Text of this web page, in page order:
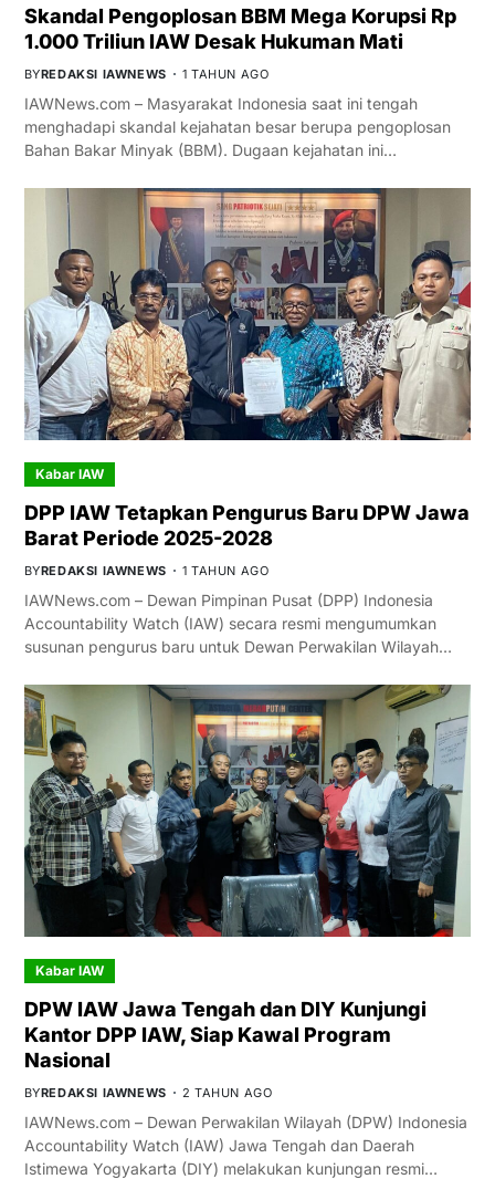
Skandal Pengoplosan BBM Mega Korupsi Rp
1.000 Triliun IAW Desak Hukuman Mati
BYREDAKSI IAWNEWS 1 TAHUN AGO
IAWNews.com – Masyarakat Indonesia saat ini tengah
menghadapi skandal kejahatan besar berupa pengoplosan
Bahan Bakar Minyak (BBM). Dugaan kejahatan ini…
Kabar IAW
DPP IAW Tetapkan Pengurus Baru DPW Jawa
Barat Periode 2025-2028
BYREDAKSI IAWNEWS 1 TAHUN AGO
IAWNews.com – Dewan Pimpinan Pusat (DPP) Indonesia
Accountability Watch (IAW) secara resmi mengumumkan
susunan pengurus baru untuk Dewan Perwakilan Wilayah…
Kabar IAW
DPW IAW Jawa Tengah dan DIY Kunjungi
Kantor DPP IAW, Siap Kawal Program
Nasional
BYREDAKSI IAWNEWS 2 TAHUN AGO
IAWNews.com – Dewan Perwakilan Wilayah (DPW) Indonesia
Accountability Watch (IAW) Jawa Tengah dan Daerah
Istimewa Yogyakarta (DIY) melakukan kunjungan resmi…